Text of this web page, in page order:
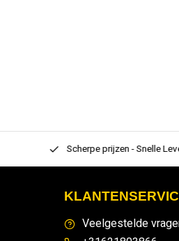
Scherpe prijzen - Snelle
Veelgestelde